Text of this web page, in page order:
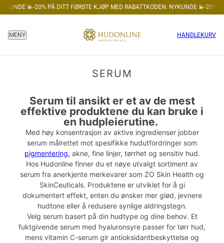
💫-20% PÅ DITT FØRSTE KJØP MED RABATTKODEN: NYKUNDE 💫-20%
MENY HANDLEKURV
SERUM
Serum til ansikt er et av de mest
effektive produktene du kan bruke i
en hudpleierutine.
Med høy konsentrasjon av aktive ingredienser jobber
serum målrettet mot spesifikke hudutfordringer som
pigmentering, akne, fine linjer, tørrhet og sensitiv hud.
Hos Hudonline finner du et nøye utvalgt sortiment av
serum fra anerkjente merkevarer som ZO Skin Health og
SkinCeuticals. Produktene er utviklet for å gi
dokumentert effekt, enten du ønsker mer glød, jevnere
hudtone eller å redusere synlige aldringstegn.
Velg serum basert på din hudtype og dine behov. Et
fuktgivende serum med hyaluronsyre passer for tørr hud,
mens vitamin C-serum gir antioksidantbeskyttelse og